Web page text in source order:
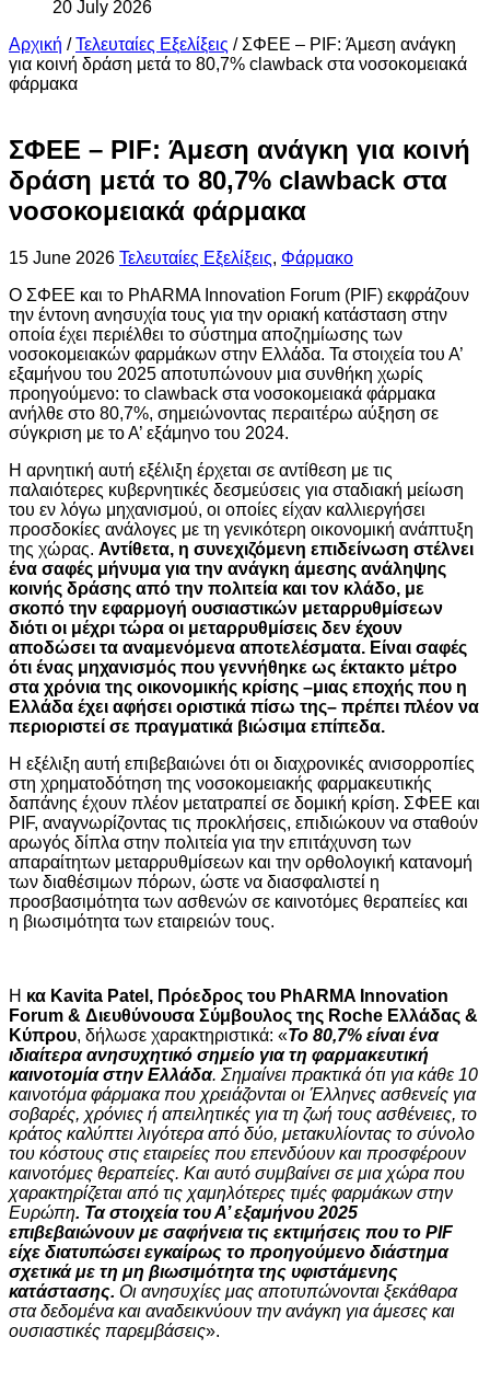
20 July 2026
Αρχική / Τελευταίες Εξελίξεις / ΣΦΕΕ – PIF: Άμεση ανάγκη
για κοινή δράση μετά το 80,7% clawback στα νοσοκομειακά
φάρμακα
ΣΦΕΕ – PIF: Άμεση ανάγκη για κοινή
δράση μετά το 80,7% clawback στα
νοσοκομειακά φάρμακα
15 June 2026 Τελευταίες Εξελίξεις, Φάρμακο
Ο ΣΦΕΕ και το PhARMA Innovation Forum (PIF) εκφράζουν
την έντονη ανησυχία τους για την οριακή κατάσταση στην
οποία έχει περιέλθει το σύστημα αποζημίωσης των
νοσοκομειακών φαρμάκων στην Ελλάδα. Τα στοιχεία του Α’
εξαμήνου του 2025 αποτυπώνουν μια συνθήκη χωρίς
προηγούμενο: το clawback στα νοσοκομειακά φάρμακα
ανήλθε στο 80,7%, σημειώνοντας περαιτέρω αύξηση σε
σύγκριση με το Α’ εξάμηνο του 2024.
Η αρνητική αυτή εξέλιξη έρχεται σε αντίθεση με τις
παλαιότερες κυβερνητικές δεσμεύσεις για σταδιακή μείωση
του εν λόγω μηχανισμού, οι οποίες είχαν καλλιεργήσει
προσδοκίες ανάλογες με τη γενικότερη οικονομική ανάπτυξη
της χώρας. Αντίθετα, η συνεχιζόμενη επιδείνωση στέλνει
ένα σαφές μήνυμα για την ανάγκη άμεσης ανάληψης
κοινής δράσης από την πολιτεία και τον κλάδο, με
σκοπό την εφαρμογή ουσιαστικών μεταρρυθμίσεων
διότι οι μέχρι τώρα οι μεταρρυθμίσεις δεν έχουν
αποδώσει τα αναμενόμενα αποτελέσματα. Είναι σαφές
ότι ένας μηχανισμός που γεννήθηκε ως έκτακτο μέτρο
στα χρόνια της οικονομικής κρίσης –μιας εποχής που η
Ελλάδα έχει αφήσει οριστικά πίσω της– πρέπει πλέον να
περιοριστεί σε πραγματικά βιώσιμα επίπεδα.
Η εξέλιξη αυτή επιβεβαιώνει ότι οι διαχρονικές ανισορροπίες
στη χρηματοδότηση της νοσοκομειακής φαρμακευτικής
δαπάνης έχουν πλέον μετατραπεί σε δομική κρίση. ΣΦΕΕ και
PIF, αναγνωρίζοντας τις προκλήσεις, επιδιώκουν να σταθούν
αρωγός δίπλα στην πολιτεία για την επιτάχυνση των
απαραίτητων μεταρρυθμίσεων και την ορθολογική κατανομή
των διαθέσιμων πόρων, ώστε να διασφαλιστεί η
προσβασιμότητα των ασθενών σε καινοτόμες θεραπείες και
η βιωσιμότητα των εταιρειών τους.
Η κα Kavita Patel, Πρόεδρος του PhARMA Innovation
Forum & Διευθύνουσα Σύμβουλος της Roche Ελλάδας &
Κύπρου, δήλωσε χαρακτηριστικά: «Το 80,7% είναι ένα
ιδιαίτερα ανησυχητικό σημείο για τη φαρμακευτική
καινοτομία στην Ελλάδα. Σημαίνει πρακτικά ότι για κάθε 10
καινοτόμα φάρμακα που χρειάζονται οι Έλληνες ασθενείς για
σοβαρές, χρόνιες ή απειλητικές για τη ζωή τους ασθένειες, το
κράτος καλύπτει λιγότερα από δύο, μετακυλίοντας το σύνολο
του κόστους στις εταιρείες που επενδύουν και προσφέρουν
καινοτόμες θεραπείες. Και αυτό συμβαίνει σε μια χώρα που
χαρακτηρίζεται από τις χαμηλότερες τιμές φαρμάκων στην
Ευρώπη. Τα στοιχεία του Α’ εξαμήνου 2025
επιβεβαιώνουν με σαφήνεια τις εκτιμήσεις που το PIF
είχε διατυπώσει εγκαίρως το προηγούμενο διάστημα
σχετικά με τη μη βιωσιμότητα της υφιστάμενης
κατάστασης. Οι ανησυχίες μας αποτυπώνονται ξεκάθαρα
στα δεδομένα και αναδεικνύουν την ανάγκη για άμεσες και
ουσιαστικές παρεμβάσεις».